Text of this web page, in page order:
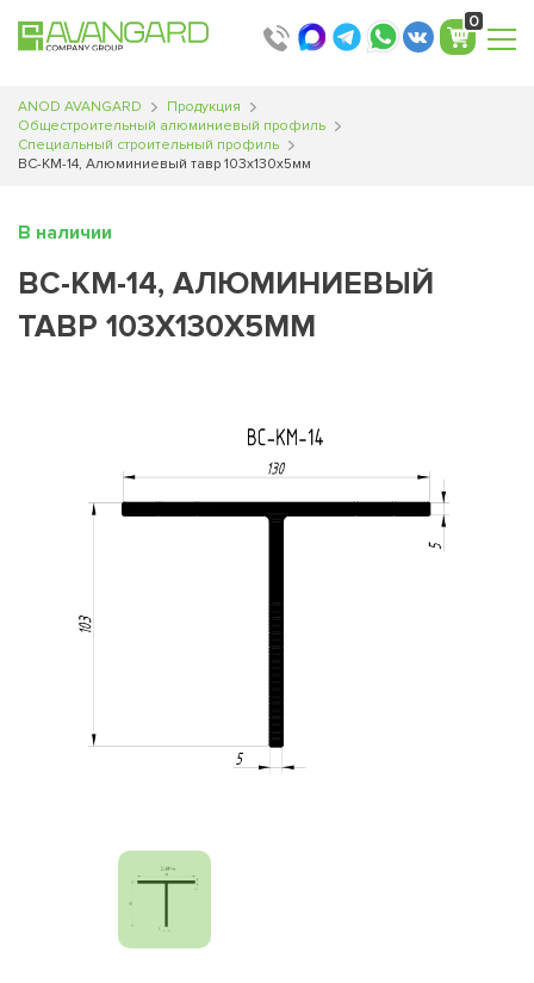
0
ANOD AVANGARD
Продукция
Общестроительный алюминиевый профиль
Специальный строительный профиль
ВС-КМ-14, Алюминиевый тавр 103х130х5мм
В наличии
ВС-КМ-14, АЛЮМИНИЕВЫЙ
ТАВР 103Х130Х5ММ